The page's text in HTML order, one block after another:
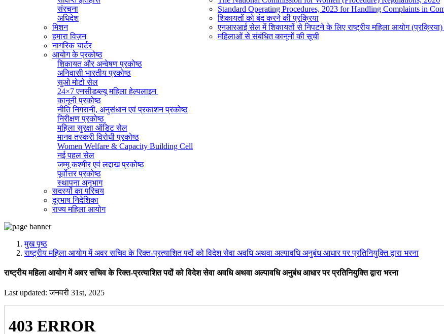
संरचना
अधिदेश
मिशन
हमारा विज़न
नागरिक चार्टर
आयोग के प्रकोष्ठ
शिकायत और अन्वेषण प्रकोष्ठ
अनिवासी भारतीय प्रकोष्ठ
सुओ मोटो सेल
24×7 एनसीडब्ल्यू महिला हेल्पलाइन
कानूनी प्रकोष्ठ
नीति निगरानी, ​​अनुसंधान एवं प्रकाशन प्रकोष्ठ
निरीक्षण प्रकोष्ठ
महिला सुरक्षा ऑडिट सेल
मानव तस्करी विरोधी प्रकोष्ठ
Women Welfare & Capacity Building Cell
नई पहल सेल
जम्मू कश्मीर एवं लद्दाख प्रकोष्ठ
पूर्वोत्तर प्रकोष्ठ
स्थापना अनुभाग
व्यवस्थापक अनुभाग (सामान्य)
सूचना का अधिकार प्रकोष्ठ
राजभाषा प्रकोष्ठ
डिजिटल शक्ति केंद्र
सदस्यों का परिचय
दूरभाष निदेशिका
राज्य महिला आयोग
Standard Operating Procedures, 2023 for Handling Complaints in
शिकायतों को बंद करने की प्रक्रिया
एनआरआई सेल में शिकायतों से निपटने के लिए राष्ट्रीय महिला आयोग (प्रक्रिया)
महिलाओं से संबंधित कानूनों की सूची
मुख पृष्ठ
राष्ट्रीय महिला आयोग में अवर सचिव के रिक्त-प्रत्याशित पदों को विदेश सेवा अवधि अथवा अल्पावधि अनुबंध आधार पर प्रतिनियुक्ति द्वारा भरना
राष्ट्रीय महिला आयोग में अवर सचिव के रिक्त-प्रत्याशित पदों को विदेश सेवा अवधि अथवा अल्पावधि अनुबंध आधार पर प्रतिनियुक्ति द्वारा भरना
Last updated: जनवरी 31st, 2025